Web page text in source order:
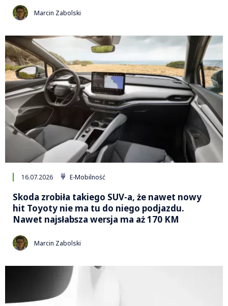
Marcin Zabolski
16.07.2026 E-Mobilność
Skoda zrobiła takiego SUV-a, że nawet nowy
hit Toyoty nie ma tu do niego podjazdu.
Nawet najsłabsza wersja ma aż 170 KM
Marcin Zabolski